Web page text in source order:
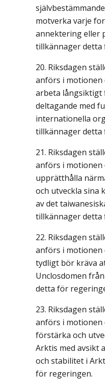
motverka varje
annektering eller
tillkännager detta
Riksdagen
anförs i motionen
arbeta långsiktigt
deltagande med
internationella
tillkännager detta
Riksdagen
anförs i motionen
upprätthålla
och utveckla sina
av det
tillkännager detta
Riksdagen
anförs i motionen
tydligt bör kräva
Unclosdomen
detta för
Riksdagen
anförs i motionen
förstärka och
Arktis med avsikt
och stabilitet i
för regeringen.